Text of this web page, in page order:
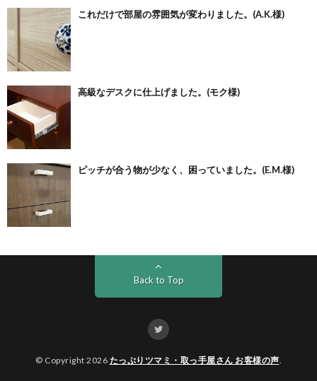
これだけで部屋の雰囲気が変わりました。(A.K.様)
高級なデスクに仕上げました。(モク様)
ピッチが合う物が少なく、困っていました。(E.M.様)
Back to Top
© Copyright 2026 たっぷりツマミ・取っ手屋さん お客様の声